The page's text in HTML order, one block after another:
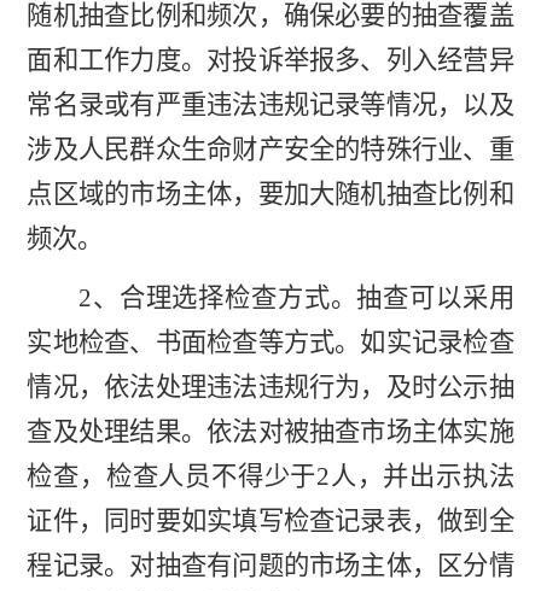
随机抽查比例和频次，确保必要的抽查覆盖
面和工作力度。对投诉举报多、列入经营异
常名录或有严重违法违规记录等情况，以及
涉及人民群众生命财产安全的特殊行业、重
点区域的市场主体，要加大随机抽查比例和
频次。
2、合理选择检查方式。抽查可以采用
实地检查、书面检查等方式。如实记录检查
情况，依法处理违法违规行为，及时公示抽
查及处理结果。依法对被抽查市场主体实施
检查，检查人员不得少于2人，并出示执法
证件，同时要如实填写检查记录表，做到全
程记录。对抽查有问题的市场主体，区分情